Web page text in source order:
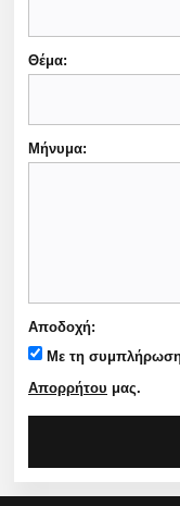
Θέμα:
Μήνυμα:
Αποδοχή:
Με τη
Απορρήτου μας.